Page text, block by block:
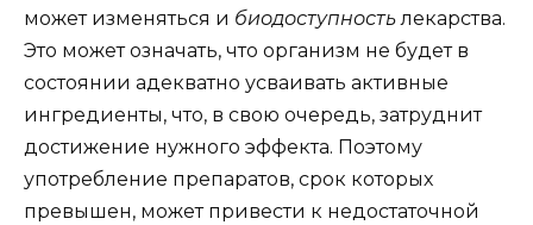
может изменяться и биодоступностьлекарства.
Это может означать, что организм не будет в
состоянии адекватно усваивать активные
ингредиенты, что, в свою очередь, затруднит
достижение нужного эффекта. Поэтому
употребление препаратов, срок которых
превышен, может привести к недостаточной